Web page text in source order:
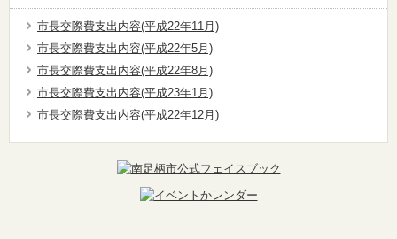
市長交際費支出内容(平成22年11月)
市長交際費支出内容(平成22年5月)
市長交際費支出内容(平成22年8月)
市長交際費支出内容(平成23年1月)
市長交際費支出内容(平成22年12月)